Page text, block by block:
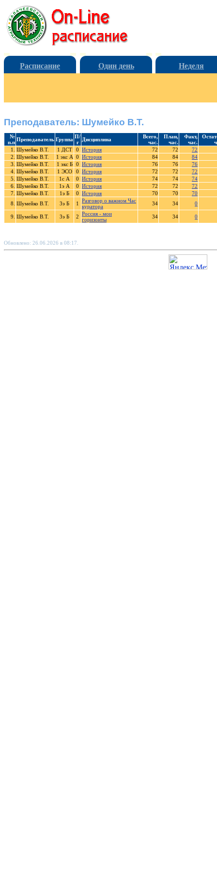
Расписание Один день Неделя
Преподаватель: Шумейко В.Т.
№
п.п Преподаватель Группа П/
г
Дисциплина
Всего,
час.
План,
час.
Факт,
час.
1.
Шумейко В.Т. 1 ДСТ 0 История 72 72
72
2. Шумейко В.Т. 1 экс А 0 История 84 84
84
3. Шумейко В.Т. 1 экс Б 0 История 76 76
76
4. Шумейко В.Т. 1 ЭСО 0 История 72 72
72
5. Шумейко В.Т. 1с А 0 История 74 74
74
6. Шумейко В.Т. 1э А 0 История 72 72
72
7. Шумейко В.Т. 1э Б 0 История 70 70
70
8. Шумейко В.Т. 3э Б 1
Разговор о важном Час
куратора
34 34 0
9. Шумейко В.Т. 3э Б 2 Россия - мои
горизонты
34 34 0
Обновлено: 26.06.2026 в 08:17.